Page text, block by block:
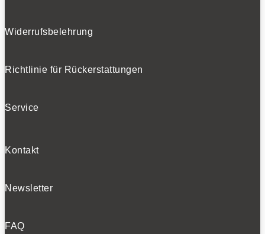
Widerrufsbelehrung
Richtlinie für Rückerstattungen
Service
Kontakt
Newsletter
FAQ